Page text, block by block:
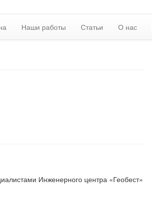
Наши работы Статьи О нас
Инженерного центра «Геобест»